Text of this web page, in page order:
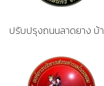
ปรับปรุงถนนลาดยาง บ้